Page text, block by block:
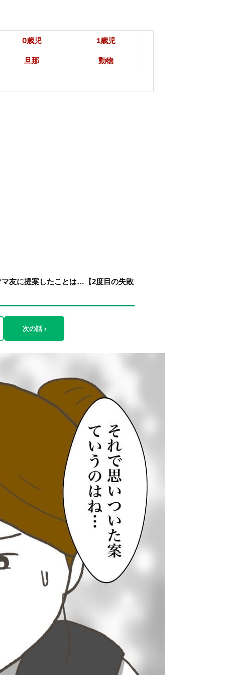
0歳児 1歳児
旦那 動物
友に提案したことは…【2度目の失敗
次の話 ›